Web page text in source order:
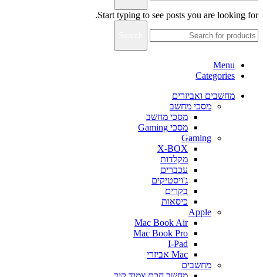
Start typing to see posts you are looking for.
Menu
Categories
מחשבים ואביזרים
מסכי מחשב
מסכי מחשב
מסכי Gaming
Gaming
X-BOX
מקלדות
עכברים
ג'ויסטיקים
בקרים
כיסאות
Apple
Mac Book Air
Mac Book Pro
I-Pad
Mac אביזרי
מחשבים